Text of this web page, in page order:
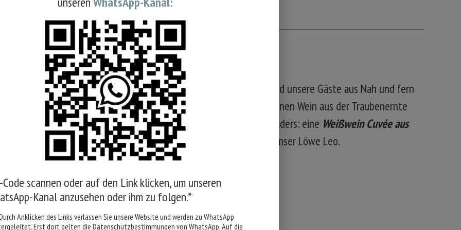
Weißwein, Qualitätswein, Franken, Goldmedaille
Löwenstark
Im Mai 2023 kam unser Sohn Leo zur Welt und erfüllt uns und unsere Gäste aus Nah und fern
seither mit so viel Freude. Papa Moritz hat für seinen Sohn einen Wein aus der Traubenernte
seines Geburtsjahrgangs kreiert. Das Ergebnis ist ganz besonders: eine Weißwein Cuvée aus
Silvaner und Chardonnay, charmant und stark zugleich wie unser Löwe Leo.
Artikel-Nr. 1101
Inhalt: 1,5 Liter, in der Burgunderflasche
Basispreis: 18,66 €/Liter
Empfohlene Trinktemperatur:
Code scannen oder auf den Link klicken, um unseren
Kanal anzusehen oder ihm zu folgen.*
Anklicken des Links verlassen Sie unsere Website und werden zu WhatsApp
Erst dort gelten die Datenschutzbestimmungen von WhatsApp. Auf die